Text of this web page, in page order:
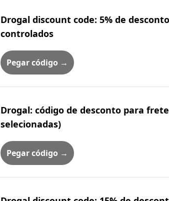
Drogal discount code: 5% de
controlados
Pegar código →
Drogal: código de desconto para
selecionadas)
Pegar código →